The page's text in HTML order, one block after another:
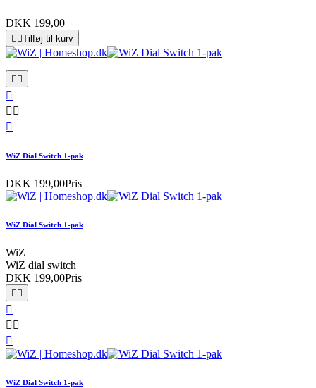
DKK 199,00
Tilføj til kurv


 

WiZ Dial Switch 1-pak
DKK 199,00Pris
WiZ Dial Switch 1-pak
WiZ
WiZ dial switch
DKK 199,00Pris


 

WiZ Dial Switch 1-pak